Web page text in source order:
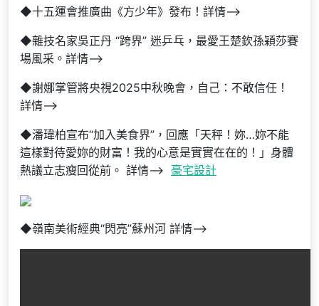
◆十五運會推廣曲《方少年》發布！詳情–>
◆雜技名家吳正丹 “跨界” 迷乒乓，最愛王楚欽孫穎莎賽
場風采。詳情–>
◆謝娜掌管將央視2025中秋晚會，自己：不敢信任！
詳情–>
◆潘瑋柏宣布“加入美食界”，回應「天秤！妳…妳不能
這樣對待愛妳的財富！我的心意是實實在在的！」身體
熱議立志瘦回從前。 詳情–> 豪宅設計
◆嶺南美術經典“閃亮”蘇州河 詳情–>